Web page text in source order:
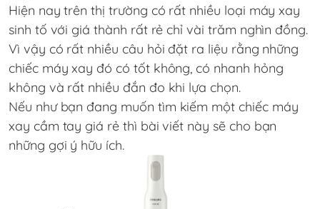
Hiện nay trên thị trường có rất nhiều loại máy xay
sinh tố với giá thành rất rẻ chỉ vài trăm nghìn đồng.
Vì vậy có rất nhiều câu hỏi đặt ra liệu rằng những
chiếc máy xay đó có tốt không, có nhanh hỏng
không và rất nhiều đắn đo khi lựa chọn.
Nếu như bạn đang muốn tìm kiếm một chiếc máy
xay cầm tay giá rẻ thì bài viết này sẽ cho bạn
những gợi ý hữu ích.